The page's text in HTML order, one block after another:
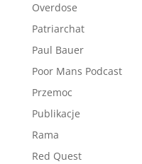
Overdose
Patriarchat
Paul Bauer
Poor Mans Podcast
Przemoc
Publikacje
Rama
Red Quest